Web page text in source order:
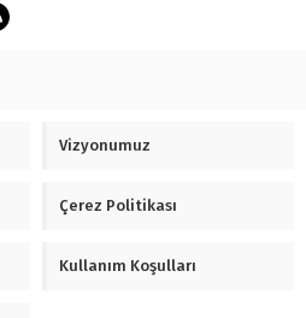
Vizyonumuz
Çerez Politikası
Kullanım Koşulları